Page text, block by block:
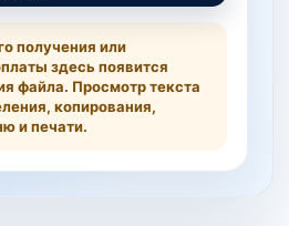
получения или
здесь появится
файла. Просмотр текста
копирования,
и печати.